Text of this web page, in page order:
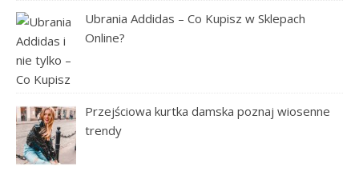
Ubrania Addidas – Co Kupisz w Sklepach
Online?
Przejściowa kurtka damska poznaj wiosenne
trendy